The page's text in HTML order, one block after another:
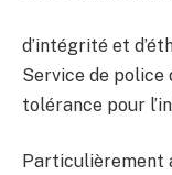
d’intégrité et
Service de police
tolérance pour
Particulièrement